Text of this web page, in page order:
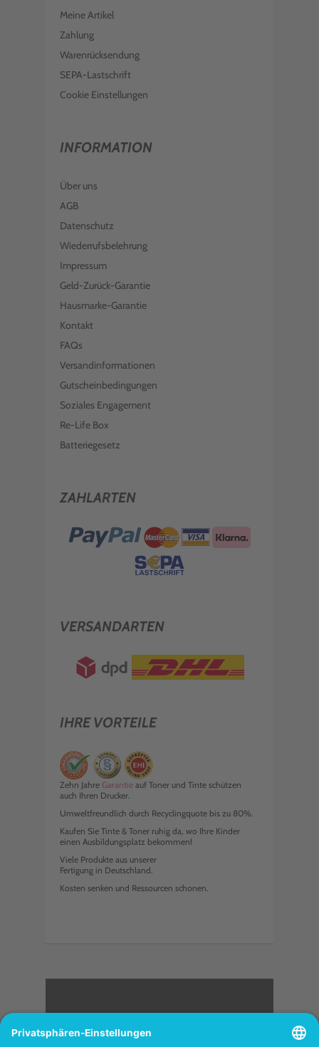
Meine Artikel
Zahlung
Warenrücksendung
SEPA-Lastschrift
Cookie Einstellungen
INFORMATION
Über uns
AGB
Datenschutz
Wiederrufsbelehrung
Impressum
Geld-Zurück-Garantie
Hausmarke-Garantie
Kontakt
FAQs
Versandinformationen
Gutscheinbedingungen
Soziales Engagement
Re-Life Box
Batteriegesetz
ZAHLARTEN
VERSANDARTEN
IHRE VORTEILE
Zehn Jahre Garantie auf Toner und Tinte schützen
auch Ihren Drucker.
Umweltfreundlich durch Recyclingquote bis zu 80%.
Kaufen Sie Tinte & Toner ruhig da, wo Ihre Kinder
einen Ausbildungsplatz bekommen!
Viele Produkte aus unserer
Fertigung in Deutschland.
Kosten senken und Ressourcen schonen.
<